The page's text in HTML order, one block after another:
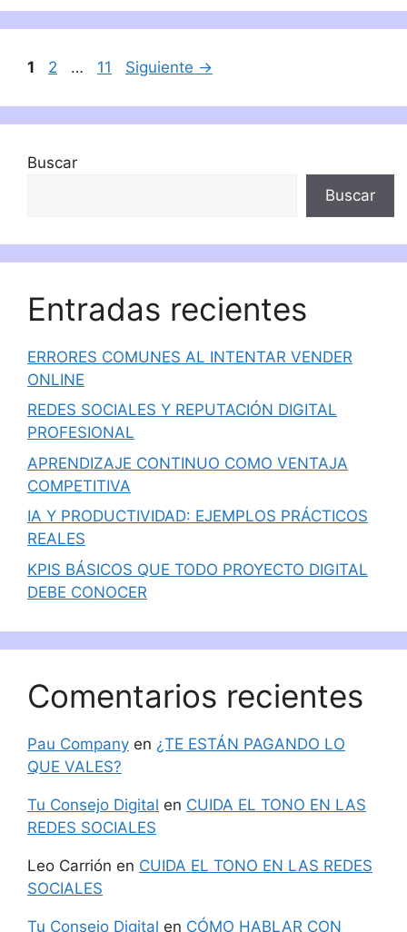
Página
1 Página
2 … Página
11 Siguiente →
Buscar
Buscar
Entradas recientes
ERRORES COMUNES AL INTENTAR VENDER
ONLINE
REDES SOCIALES Y REPUTACIÓN DIGITAL
PROFESIONAL
APRENDIZAJE CONTINUO COMO VENTAJA
COMPETITIVA
IA Y PRODUCTIVIDAD: EJEMPLOS PRÁCTICOS
REALES
KPIS BÁSICOS QUE TODO PROYECTO DIGITAL
DEBE CONOCER
Comentarios recientes
Pau Company en ¿TE ESTÁN PAGANDO LO
QUE VALES?
Tu Consejo Digital en CUIDA EL TONO EN LAS
REDES SOCIALES
Leo Carrión en CUIDA EL TONO EN LAS REDES
SOCIALES
Tu Consejo Digital en CÓMO HABLAR CON